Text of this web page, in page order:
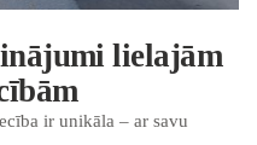
lielajām
ir unikāla – ar savu